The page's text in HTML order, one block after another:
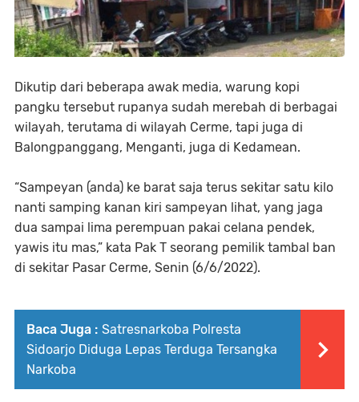
Dikutip dari beberapa awak media, warung kopi
pangku tersebut rupanya sudah merebah di berbagai
wilayah, terutama di wilayah Cerme, tapi juga di
Balongpanggang, Menganti, juga di Kedamean.
“Sampeyan (anda) ke barat saja terus sekitar satu kilo
nanti samping kanan kiri sampeyan lihat, yang jaga
dua sampai lima perempuan pakai celana pendek,
yawis itu mas,” kata Pak T seorang pemilik tambal ban
di sekitar Pasar Cerme, Senin (6/6/2022).
Baca Juga : Satresnarkoba Polresta
Sidoarjo Diduga Lepas Terduga Tersangka
Narkoba